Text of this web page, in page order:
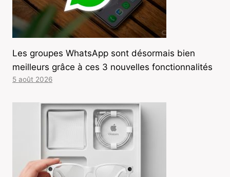
Les groupes WhatsApp sont désormais bien
meilleurs grâce à ces 3 nouvelles fonctionnalités
5 août 2026